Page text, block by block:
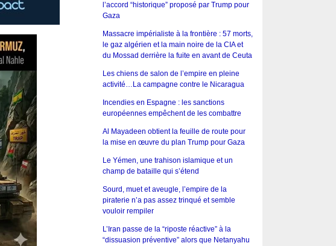
l’accord “historique” proposé par Trump pour
Gaza
Massacre impérialiste à la frontière : 57 morts,
le gaz algérien et la main noire de la CIA et
du Mossad derrière la fuite en avant de Ceuta
Les chiens de salon de l’empire en pleine
activité…La campagne contre le Nicaragua
Incendies en Espagne : les sanctions
européennes empêchent de les combattre
Al Mayadeen obtient la feuille de route pour
la mise en œuvre du plan Trump pour Gaza
Le Yémen, une trahison islamique et un
champ de bataille qui s’étend
Sourd, muet et aveugle, l’empire de la
piraterie n’a pas assez trinqué et semble
vouloir rempiler
L’Iran passe de la “riposte réactive” à la
“dissuasion préventive” alors que Netanyahu